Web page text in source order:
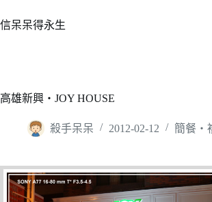
至
容
信呆呆得永生
高雄新興‧JOY HOUSE
殺手呆呆 2012-02-12 簡餐‧